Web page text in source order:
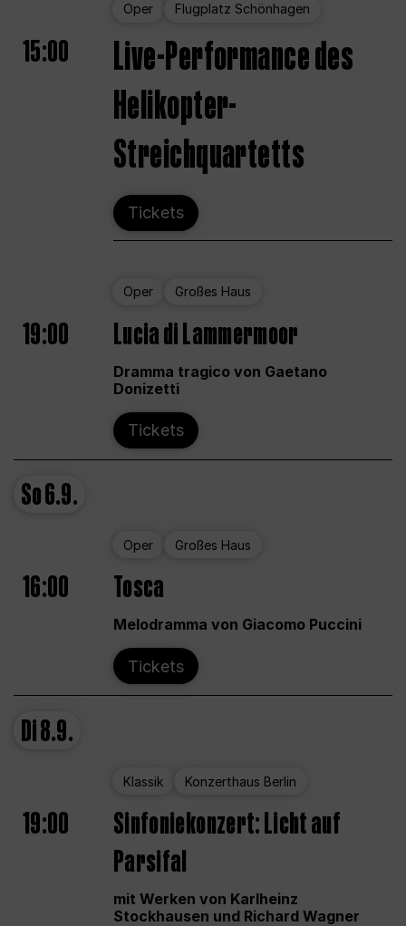
Oper Flugplatz Schönhagen
15:00
Live-Performance des
Helikopter-
Streichquartetts
Tickets
Oper Großes Haus
19:00 Lucia di Lammermoor
Dramma tragico von Gaetano
Donizetti
Tickets
So6.9.
Oper Großes Haus
16:00 Tosca
Melodramma von Giacomo Puccini
Tickets
Di8.9.
Klassik Konzerthaus Berlin
19:00
Sinfoniekonzert: Licht auf
Parsifal
mit Werken von Karlheinz
Stockhausen und Richard Wagner